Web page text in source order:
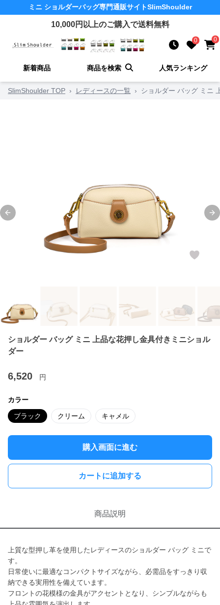
ミニ ショルダーバッグ専門通販サイトSlimShoulder
10,000円以上のご購入で送料無料
0 0
新着商品 商品を検索 人気ランキング
SlimShoulder TOP › レディースの一覧 › ショルダー バッグ ミニ
Previous slide
ショルダー バッグ ミニ 上品な花押し金具付きミニショル
ダー
6,520 円
カラー
ブラック クリーム キャメル
購入画面に進む
カートに追加する
商品説明
上質な型押し革を使用したレディースのショルダー バッグ ミニで
す。
日常使いに最適なコンパクトサイズながら、必需品をすっきり収
納できる実用性を備えています。
フロントの花模様の金具がアクセントとなり、シンプルながらも